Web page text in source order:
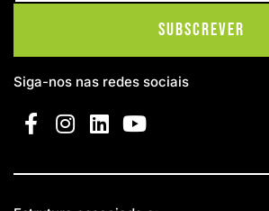
Subscrever
Siga-nos nas redes sociais